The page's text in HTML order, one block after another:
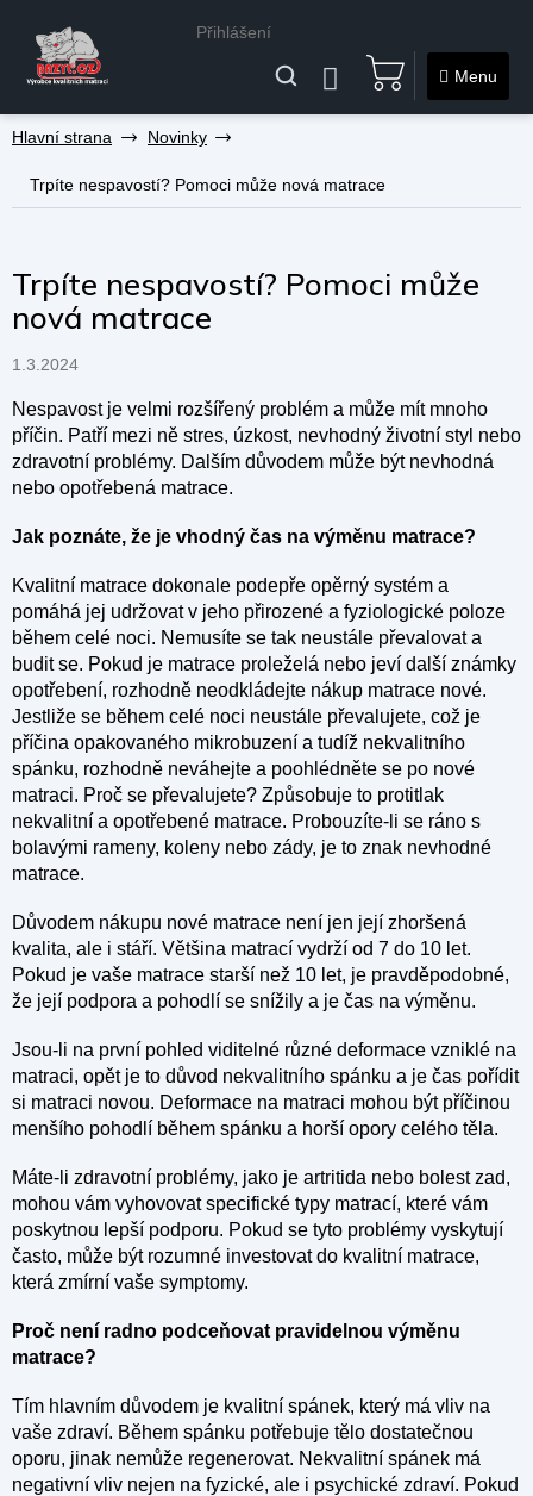
na
Přihlášení
NÁKUPNÍ
KOŠÍK
Novinky
Trpíte nespavostí? Pomoci může nová matrace
Trpíte nespavostí? Pomoci může
nová matrace
1.3.2024
Nespavost je velmi rozšířený problém a může mít mnoho
příčin. Patří mezi ně stres, úzkost, nevhodný životní styl nebo
zdravotní problémy. Dalším důvodem může být nevhodná
nebo opotřebená matrace.
Jak poznáte, že je vhodný čas na výměnu matrace?
Kvalitní matrace dokonale podepře opěrný systém a
pomáhá jej udržovat v jeho přirozené a fyziologické poloze
během celé noci. Nemusíte se tak neustále převalovat a
budit se. Pokud je matrace proleželá nebo jeví další známky
opotřebení, rozhodně neodkládejte nákup matrace nové.
Jestliže se během celé noci neustále převalujete, což je
příčina opakovaného mikrobuzení a tudíž nekvalitního
spánku, rozhodně neváhejte a poohlédněte se po nové
matraci. Proč se převalujete? Způsobuje to protitlak
nekvalitní a opotřebené matrace. Probouzíte-li se ráno s
bolavými rameny, koleny nebo zády, je to znak nevhodné
matrace.
Důvodem nákupu nové matrace není jen její zhoršená
kvalita, ale i stáří. Většina matrací vydrží od 7 do 10 let.
Pokud je vaše matrace starší než 10 let, je pravděpodobné,
že její podpora a pohodlí se snížily a je čas na výměnu.
Jsou-li na první pohled viditelné různé deformace vzniklé na
matraci, opět je to důvod nekvalitního spánku a je čas pořídit
si matraci novou. Deformace na matraci mohou být příčinou
menšího pohodlí během spánku a horší opory celého těla.
Máte-li zdravotní problémy, jako je artritida nebo bolest zad,
mohou vám vyhovovat specifické typy matrací, které vám
poskytnou lepší podporu. Pokud se tyto problémy vyskytují
často, může být rozumné investovat do kvalitní matrace,
která zmírní vaše symptomy.
Proč není radno podceňovat pravidelnou výměnu
matrace?
Tím hlavním důvodem je kvalitní spánek, který má vliv na
vaše zdraví. Během spánku potřebuje tělo dostatečnou
oporu, jinak nemůže regenerovat. Nekvalitní spánek má
negativní vliv nejen na fyzické, ale i psychické zdraví. Pokud